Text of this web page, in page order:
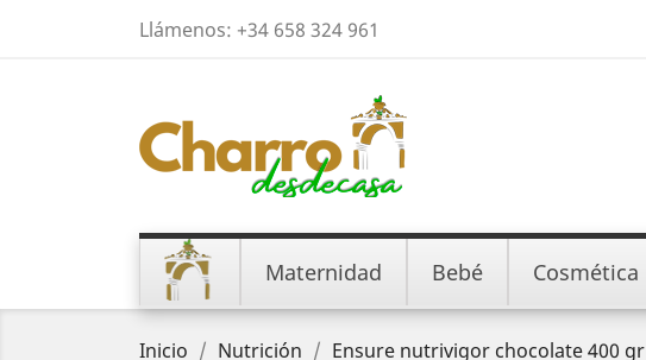
Llámenos: +34 658 324 961
Maternidad Bebé Cosmética
Inicio Nutrición Ensure nutrivigor chocolate 400 gr